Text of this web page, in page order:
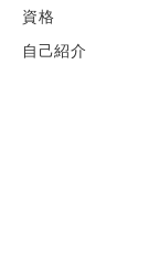
資格
自己紹介